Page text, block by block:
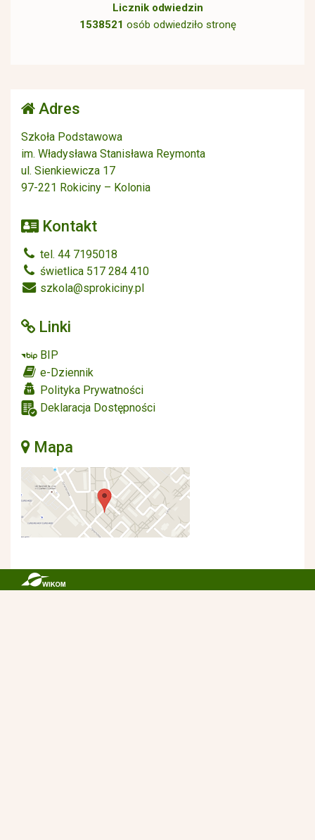
Licznik odwiedzin
1538521 osób odwiedziło stronę
Adres
Szkoła Podstawowa
im. Władysława Stanisława Reymonta
ul. Sienkiewicza 17
97-221 Rokiciny – Kolonia
Kontakt
tel. 44 7195018
świetlica 517 284 410
szkola@sprokiciny.pl
Linki
BIP
e-Dziennik
Polityka Prywatności
Deklaracja Dostępności
Mapa